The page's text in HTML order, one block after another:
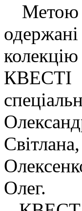
Метою
КВЕСТІ
Олег.